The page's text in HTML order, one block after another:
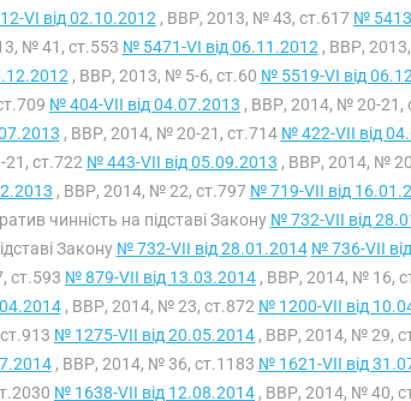
VI від 02.10.2012 , ВВР, 2013, № 43, ст.617 №
№ 41, ст.553 № 5471-VI від 06.11.2012 , ВВР,
, ВВР, 2013, № 5-6, ст.60 № 5519-VI від
№ 404-VII від 04.07.2013 , ВВР, 2014, № 20-21,
, ВВР, 2014, № 20-21, ст.714 № 422-VII від
21, ст.722 № 443-VII від 05.09.2013 , ВВР, 2014, №
, ВВР, 2014, № 22, ст.797 № 719-VII від
чинність на підставі Закону № 732-VII від
Закону № 732-VII від 28.01.2014 № 736-VII
ст.593 № 879-VII від 13.03.2014 , ВВР, 2014, № 16,
, ВВР, 2014, № 23, ст.872 № 1200-VII від
ст.913 № 1275-VII від 20.05.2014 , ВВР, 2014, № 29,
, ВВР, 2014, № 36, ст.1183 № 1621-VII від
№ 1638-VII від 12.08.2014 , ВВР, 2014, № 40,